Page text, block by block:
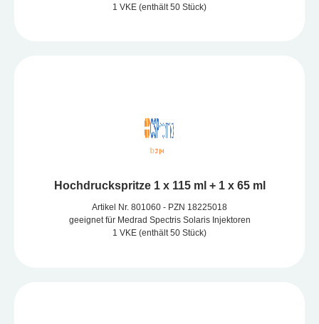
1 VKE (enthält 50 Stück)
Hochdruckspritze 1 x 115 ml + 1 x 65 ml
Artikel Nr. 801060 - PZN 18225018
geeignet für Medrad Spectris Solaris Injektoren
1 VKE (enthält 50 Stück)